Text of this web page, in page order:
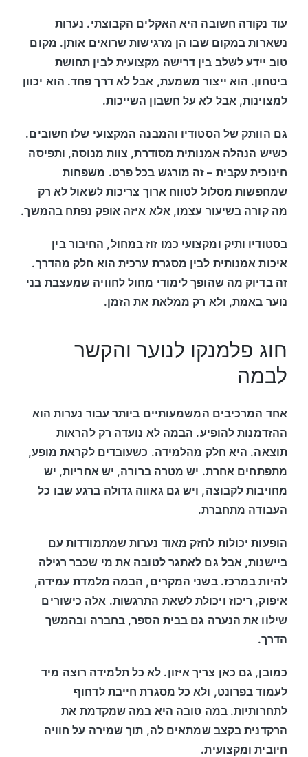
עוד נקודה חשובה היא האקלים הקבוצתי. נערות
נשארות במקום שבו הן מרגישות שרואים אותן. מקום
טוב יידע לשלב בין דרישה מקצועית לבין תחושת
ביטחון. הוא ייצור משמעת, אבל לא דרך פחד. הוא יכוון
למצוינות, אבל לא על חשבון השייכות.
גם הוותק של הסטודיו והמבנה המקצועי שלו חשובים.
כשיש הנהלה אמנותית מסודרת, צוות מנוסה, ותפיסה
חינוכית עקבית – זה מורגש בכל פרט. משפחות
שמחפשות מסלול לטווח ארוך צריכות לשאול לא רק
מה קורה בשיעור עצמו, אלא איזה אופק נפתח בהמשך.
בסטודיו ותיק ומקצועי כמו זוז במחול, החיבור בין
איכות אמנותית לבין מסגרת ערכית הוא חלק מהדרך.
זה בדיוק מה שהופך לימודי מחול לחוויה שמעצבת בני
נוער באמת, ולא רק ממלאת את הזמן.
חוג פלמנקו לנוער והקשר
לבמה
אחד המרכיבים המשמעותיים ביותר עבור נערות הוא
ההזדמנות להופיע. הבמה לא נועדה רק להראות
תוצאה. היא חלק מהלמידה. כשעובדים לקראת מופע,
מתפתחים אחרת. יש מטרה ברורה, יש אחריות, יש
מחויבות לקבוצה, ויש גם גאווה גדולה ברגע שבו כל
העבודה מתחברת.
הופעות יכולות לחזק מאוד נערות שמתמודדות עם
ביישנות, אבל גם לאתגר לטובה את מי שכבר רגילה
להיות במרכז. בשני המקרים, הבמה מלמדת עמידה,
איפוק, ריכוז ויכולת לשאת התרגשות. אלה כישורים
שילוו את הנערה גם בבית הספר, בחברה ובהמשך
הדרך.
כמובן, גם כאן צריך איזון. לא כל תלמידה רוצה מיד
לעמוד בפרונט, ולא כל מסגרת חייבת לדחוף
לתחרותיות. במה טובה היא במה שמקדמת את
הרקדנית בקצב שמתאים לה, תוך שמירה על חוויה
חיובית ומקצועית.